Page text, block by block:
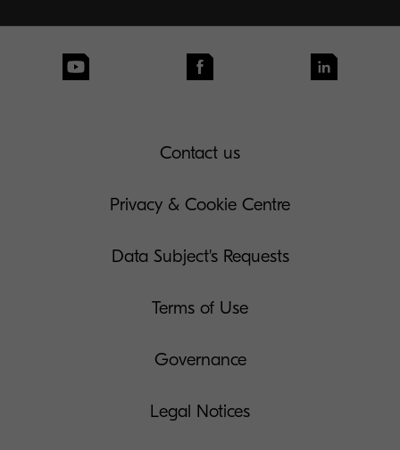
Contact us
Privacy & Cookie Centre
Data Subject's Requests
Terms of Use
Governance
Legal Notices